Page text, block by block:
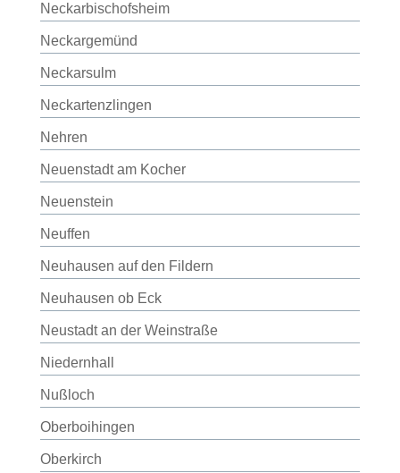
Neckarbischofsheim
Neckargemünd
Neckarsulm
Neckartenzlingen
Nehren
Neuenstadt am Kocher
Neuenstein
Neuffen
Neuhausen auf den Fildern
Neuhausen ob Eck
Neustadt an der Weinstraße
Niedernhall
Nußloch
Oberboihingen
Oberkirch